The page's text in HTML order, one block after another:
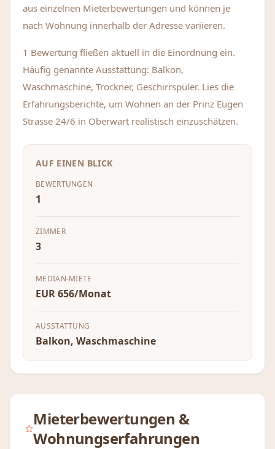
aus einzelnen Mieterbewertungen und können je
nach Wohnung innerhalb der Adresse variieren.
1 Bewertung fließen aktuell in die Einordnung ein.
Häufig genannte Ausstattung: Balkon,
Waschmaschine, Trockner, Geschirrspüler. Lies die
Erfahrungsberichte, um Wohnen an der Prinz Eugen
Strasse 24/6 in Oberwart realistisch einzuschätzen.
AUF EINEN BLICK
BEWERTUNGEN
1
ZIMMER
3
MEDIAN-MIETE
EUR 656/Monat
AUSSTATTUNG
Balkon, Waschmaschine
Mieterbewertungen &
Wohnungserfahrungen